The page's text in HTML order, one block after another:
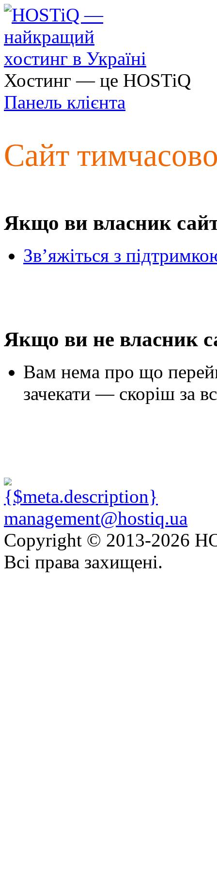
Хостинг — це HOSTiQ
Панель клієнта
Сайт
Якщо ви власник
Зв’яжіться з
Якщо ви не власник
Вам нема про що
зачекати — скоріш за
management@hostiq.ua
Copyright © 2013-2026
Всі права захищені.